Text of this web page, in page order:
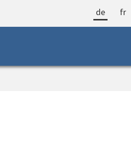
de fr